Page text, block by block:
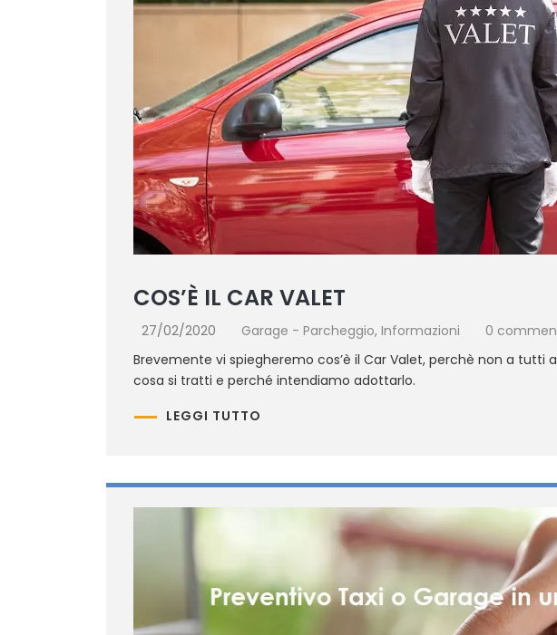
COS’È IL CAR VALET
27/02/2020 Garage - Parcheggio, Informazioni
0
Brevemente vi spiegheremo cos’è il Car Valet, perchè non a tutti
cosa si tratti e perché intendiamo adottarlo.
LEGGI TUTTO